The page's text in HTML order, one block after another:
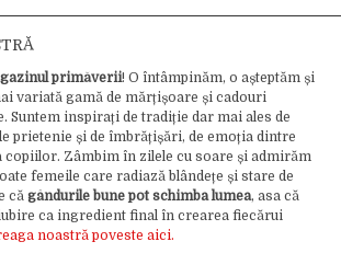
primăverii! O întâmpinăm, o așteptăm și
variată gamă de mărțișoare și cadouri
Suntem inspirați de tradiție dar mai ales de
prietenie și de îmbrățișări, de emoția dintre
copiilor. Zâmbim în zilele cu soare și admirăm
femeile care radiază blândețe și stare de
că gândurile bune pot schimba lumea, asa că
ca ingredient final în crearea fiecărui
noastră poveste aici.